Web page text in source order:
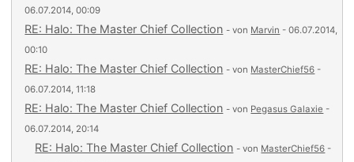
06.07.2014, 00:09
RE: Halo: The Master Chief Collection - von Marvin - 06.07.2014,
00:10
RE: Halo: The Master Chief Collection - von MasterChief56 -
06.07.2014, 11:18
RE: Halo: The Master Chief Collection - von Pegasus Galaxie -
06.07.2014, 20:14
RE: Halo: The Master Chief Collection - von MasterChief56 -